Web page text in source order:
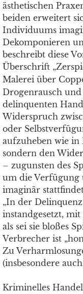
ästhetischen
beiden erweitert
Individuums
Dekomponieren
beschreibt diese
Überschrift
Malerei über
Drogenrausch
delinquenten
Widerspruch
oder
aufzuheben wie in
sondern den
– zugunsten des
um die
imaginär
„In der
instandgesetzt,
als sei sie bloßes
Verbrecher ist
Zu
(insbesondere
Kriminelles